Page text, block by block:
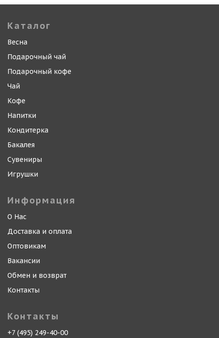
Каталог
Весна
Подарочный чай
Подарочный кофе
Чай
Кофе
Напитки
Кондитерка
Бакалея
Сувениры
Игрушки
Информация
О Нас
Доставка и оплата
Оптовикам
Вакансии
Обмен и возврат
Контакты
Контакты
+7 (495) 249-40-00